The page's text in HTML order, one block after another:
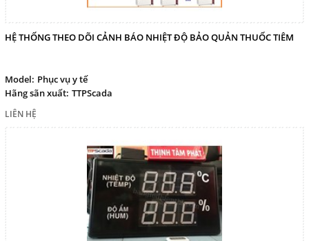
HỆ THỐNG THEO DÕI CẢNH BÁO NHIỆT ĐỘ BẢO QUẢN THUỐC TIÊM
Model: Phục vụ y tế
Hãng sãn xuất: TTPScada
LIÊN HỆ